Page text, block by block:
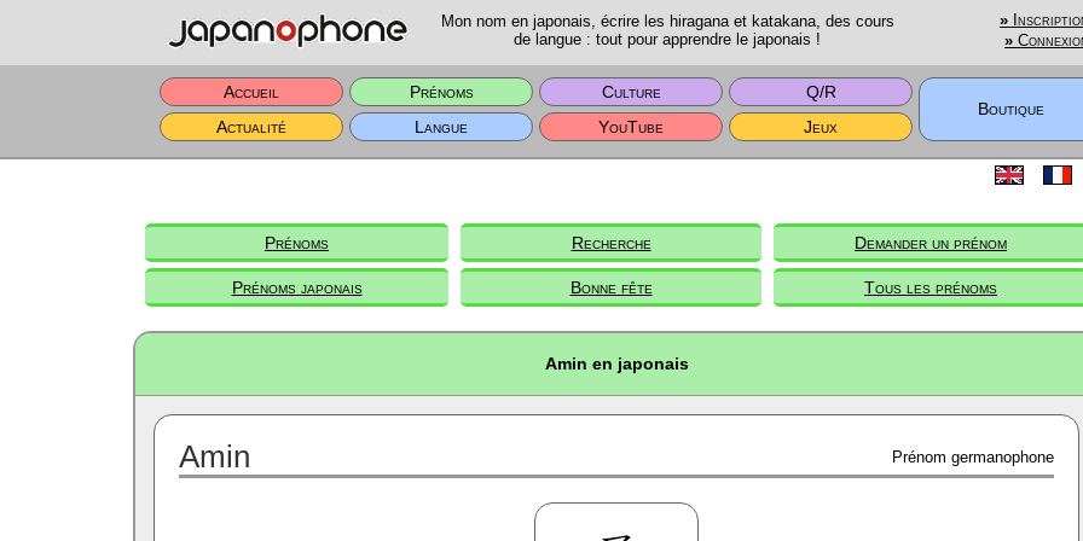
Mon nom en japonais, écrire les hiragana et katakana, des cours
de langue : tout pour apprendre le japonais !
»
»
Accueil Prénoms Culture
Q/R
Boutique
Actualité
Langue YouTube Jeux
Prénoms Recherche Demander un prénom
Prénoms japonais Bonne fête Tous les prénoms
Amin en japonais
Amin Prénom germanophone